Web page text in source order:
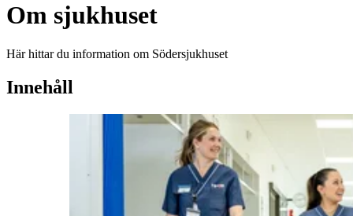
Om sjukhuset
Här hittar du information om Södersjukhuset
Innehåll